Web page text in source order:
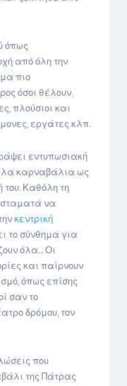
όπως
από όλη την
πιο
όσοι θέλουν,
πλούσιοι και
εργάτες κλπ.
εντυπωσιακή
καρναβάλια ως
Καθόλη τη
σταματά να
κεντρική
το σύνθημα για
όλα… Οι
και παίρνουν
όπως επίσης
σαν το
δρόμου, τον
που
της Πάτρας